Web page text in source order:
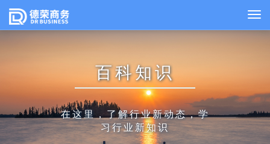
百科知识
在这里，了解行业新动态，学
习行业新知识